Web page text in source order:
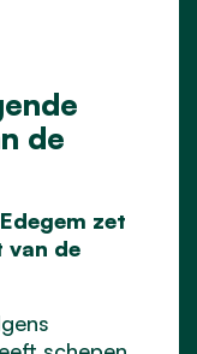
de
zet
van de